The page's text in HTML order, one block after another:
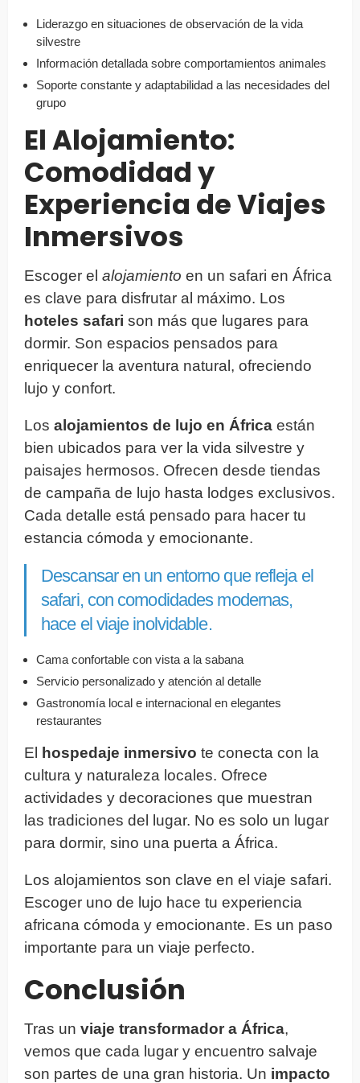
Liderazgo en situaciones de observación de la vida
silvestre
Información detallada sobre comportamientos animales
Soporte constante y adaptabilidad a las necesidades del
grupo
El Alojamiento:
Comodidad y
Experiencia de Viajes
Inmersivos
Escoger el alojamiento en un safari en África
es clave para disfrutar al máximo. Los
hoteles safari son más que lugares para
dormir. Son espacios pensados para
enriquecer la aventura natural, ofreciendo
lujo y confort.
Los alojamientos de lujo en África están
bien ubicados para ver la vida silvestre y
paisajes hermosos. Ofrecen desde tiendas
de campaña de lujo hasta lodges exclusivos.
Cada detalle está pensado para hacer tu
estancia cómoda y emocionante.
Descansar en un entorno que refleja el
safari, con comodidades modernas,
hace el viaje inolvidable.
Cama confortable con vista a la sabana
Servicio personalizado y atención al detalle
Gastronomía local e internacional en elegantes
restaurantes
El hospedaje inmersivo te conecta con la
cultura y naturaleza locales. Ofrece
actividades y decoraciones que muestran
las tradiciones del lugar. No es solo un lugar
para dormir, sino una puerta a África.
Los alojamientos son clave en el viaje safari.
Escoger uno de lujo hace tu experiencia
africana cómoda y emocionante. Es un paso
importante para un viaje perfecto.
Conclusión
Tras un viaje transformador a África,
vemos que cada lugar y encuentro salvaje
son partes de una gran historia. Un impacto